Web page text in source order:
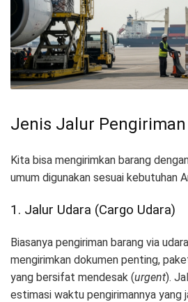
Jenis Jalur
Kita bisa mengirimkan barang
umum digunakan sesuai kebutuhan
1. Jalur Udara (Cargo Udara)
Biasanya pengiriman barang via
mengirimkan dokumen penting,
yang bersifat mendesak (urgent).
estimasi waktu pengirimannya yang